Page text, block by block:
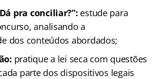
pra conciliar?”: estude para
analisando a
dos conteúdos abordados;
pratique a lei seca com questões
parte dos dispositivos legais